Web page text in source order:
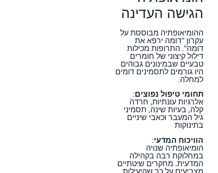
הגישה העדינה
ההומיאופתיה מבוססת על
עקרון "דומה ירפא את
דומה". התרופות מכילות
דילול קיצוני של חומרים
טבעיים שבמינונים גבוהים
היו גורמים לתסמינים דומים
למחלה.
תחומי טיפול נפוצים:
אלרגיות עונתיות, חרדה
קלה, בעיות שינה, תסמיני
גיל המעבר וכאבי שיניים
בתינוקות
הוויכוח המדעי:
הומיאופתיה שנויה
במחלוקת רבה בקהילה
המדעית. מחקרים שיטתיים
מצביעים על כך שהיעילות